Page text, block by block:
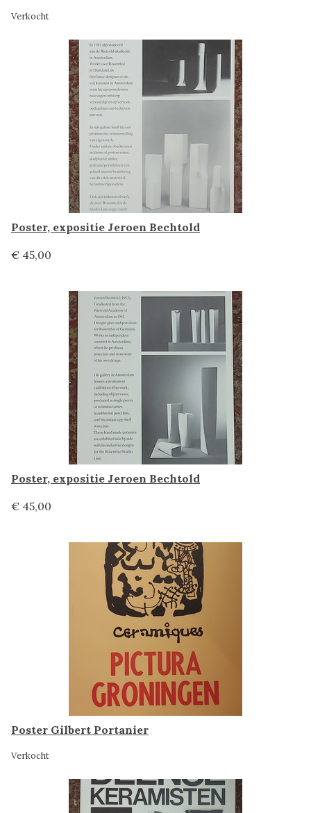
Verkocht
Poster, expositie Jeroen Bechtold
€ 45,00
Poster, expositie Jeroen Bechtold
€ 45,00
Poster Gilbert Portanier
Verkocht